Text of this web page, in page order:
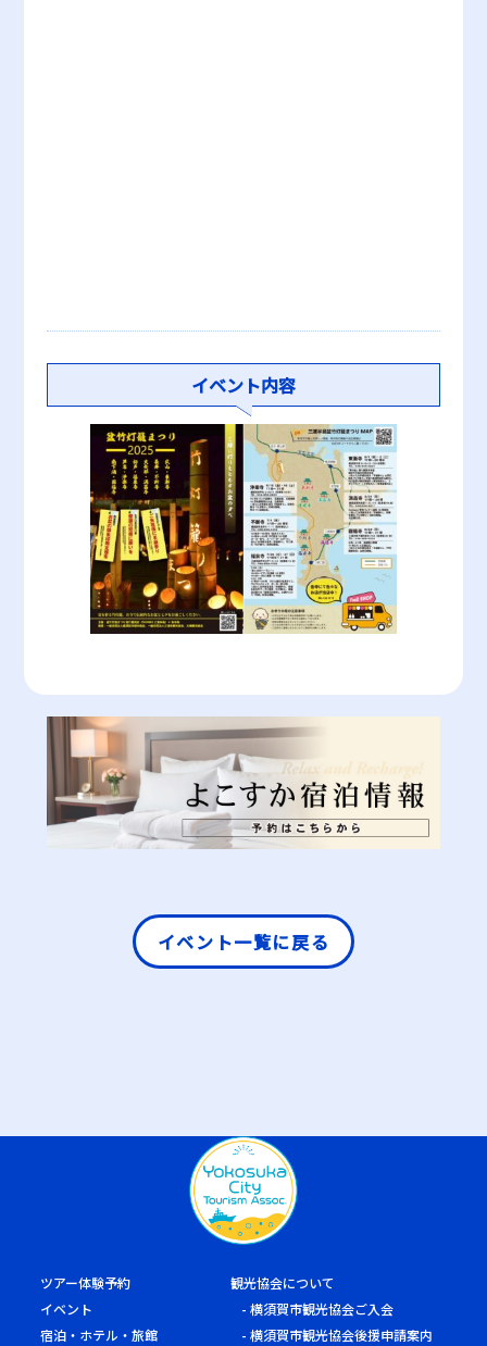
イベント内容
イベント一覧に戻る
ツアー体験予約
イベント
宿泊・ホテル・旅館
観光協会について
横須賀市観光協会ご入会
横須賀市観光協会後援申請案内